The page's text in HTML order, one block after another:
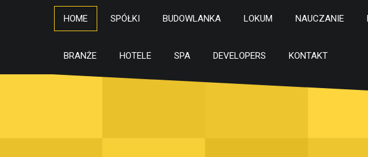
HOME SPÓŁKI BUDOWLANKA LOKUM NAUCZANIE
BRANŻE HOTELE SPA DEVELOPERS KONTAKT